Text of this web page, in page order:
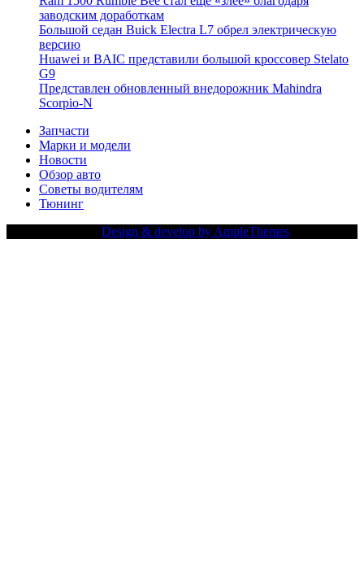
заводским доработкам
Большой седан Buick Electra L7 обрел электрическую
версию
Huawei и BAIC представили большой кроссовер Stelato
G9
Представлен обновленный внедорожник Mahindra
Scorpio-N
Запчасти
Марки и модели
Новости
Обзор авто
Советы водителям
Тюнинг
Design & develop by AmpleThemes